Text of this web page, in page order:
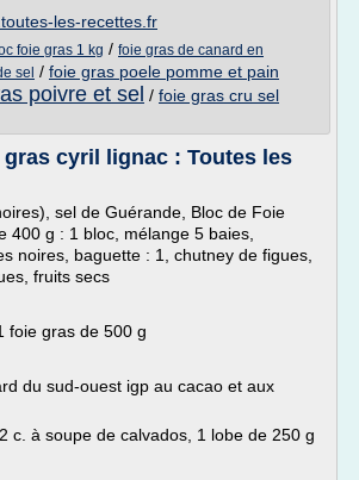
les-recettes.fr
foie gras 1 kg / foie gras de canard en
sel / foie gras poele pomme et pain
poivre et sel / foie gras cru sel
gras cyril lignac : Toutes les
sel de Guérande, Bloc de Foie
400 g : 1 bloc, mélange 5 baies,
noires, baguette : 1, chutney de figues,
fruits secs
foie gras de 500 g
du sud-ouest igp au cacao et aux
c. à soupe de calvados, 1 lobe de 250 g